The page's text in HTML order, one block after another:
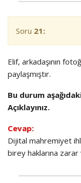
Soru 21:
Elif, arkadaşının
paylaşmıştır.
Bu durum
Açıklayınız.
Cevap:
Dijital mahremiyet
birey haklarına zarar